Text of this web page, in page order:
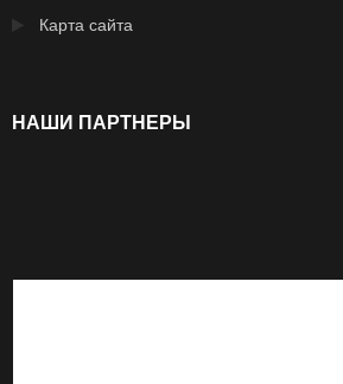
Карта сайта
НАШИ ПАРТНЕРЫ